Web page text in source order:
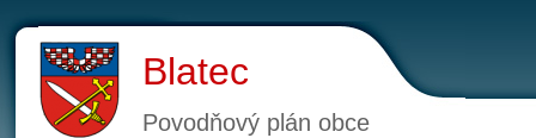
Blatec
Povodňový plán obce